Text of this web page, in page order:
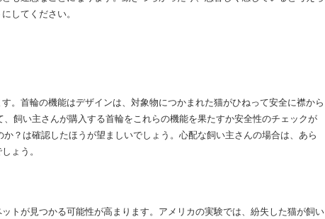
してください。
。首輪の機能はデザインは、対象物につかまれた猫がひねって安全に襟から
、飼い主さんが購入する首輪をこれらの機能を果たすか安全性のチェックが
？は確認したほうが望ましいでしょう。心配な飼い主さんの場合は、あら
ょう。
トが見つかる可能性が高まります。アメリカの実験では、紛失した猫が飼い